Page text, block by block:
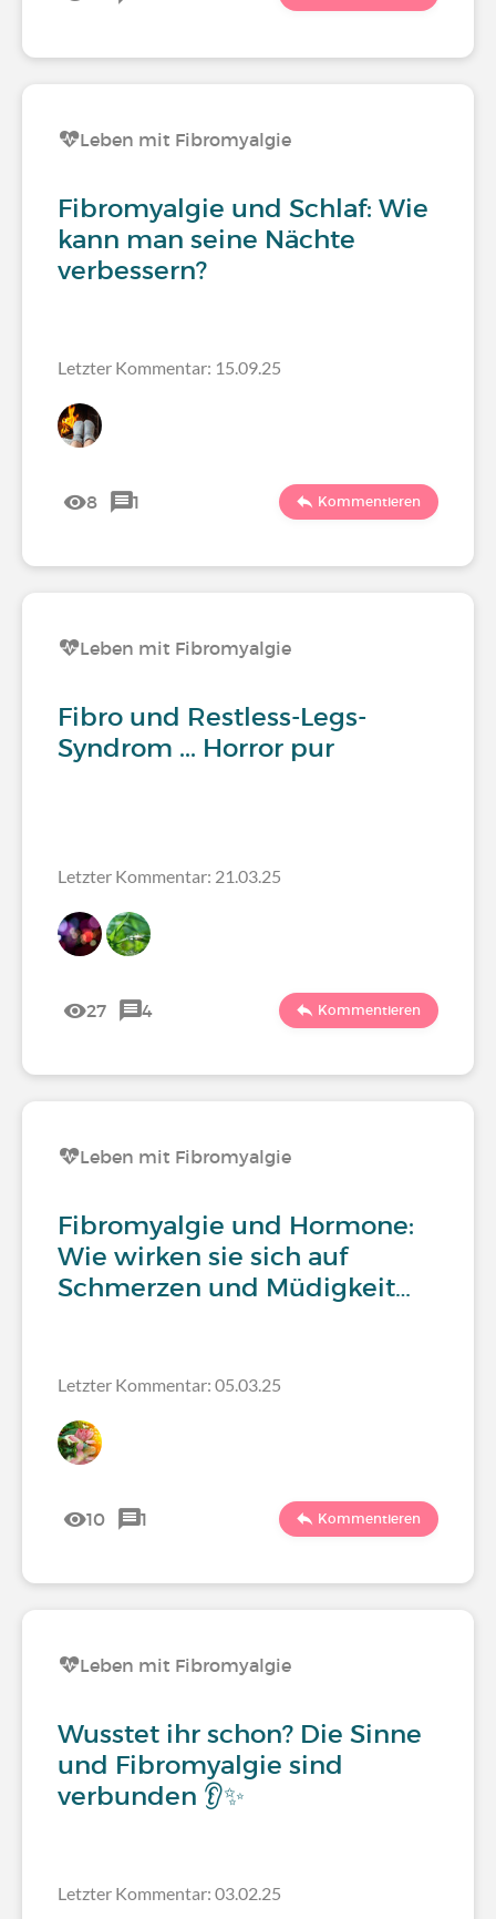
Leben mit Fibromyalgie
Fibromyalgie und Schlaf: Wie
kann man seine Nächte
verbessern?
Letzter Kommentar: 15.09.25
8 1 Kommentieren
Leben mit Fibromyalgie
Fibro und Restless-Legs-
Syndrom ... Horror pur
Letzter Kommentar: 21.03.25
27 4 Kommentieren
Leben mit Fibromyalgie
Fibromyalgie und Hormone:
Wie wirken sie sich auf
Schmerzen und Müdigkeit…
Letzter Kommentar: 05.03.25
10 1 Kommentieren
Leben mit Fibromyalgie
Wusstet ihr schon? Die Sinne
und Fibromyalgie sind
verbunden 👂✨
Letzter Kommentar: 03.02.25